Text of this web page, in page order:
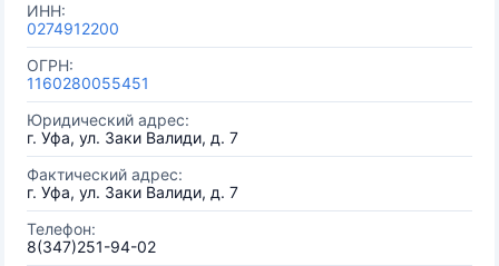
ИНН:
0274912200
ОГРН:
1160280055451
Юридический адрес:
г. Уфа, ул. Заки Валиди, д. 7
Фактический адрес:
г. Уфа, ул. Заки Валиди, д. 7
Телефон:
8(347)251-94-02